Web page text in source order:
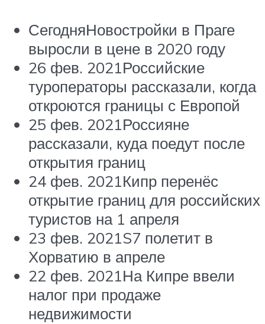
СегодняНовостройки в Праге
выросли в цене в 2020 году
26 фев. 2021Российские
туроператоры рассказали, когда
откроются границы с Европой
25 фев. 2021Россияне
рассказали, куда поедут после
открытия границ
24 фев. 2021Кипр перенёс
открытие границ для российских
туристов на 1 апреля
23 фев. 2021S7 полетит в
Хорватию в апреле
22 фев. 2021На Кипре ввели
налог при продаже
недвижимости